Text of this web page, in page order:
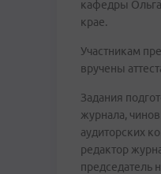
кафедры
крае.
Участникам
вручены
Задания
журнала,
аудиторских
редактор
председатель